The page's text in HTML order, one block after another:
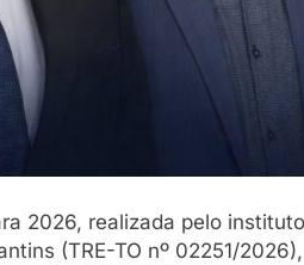
2026, realizada pelo
(TRE-TO nº 02251/